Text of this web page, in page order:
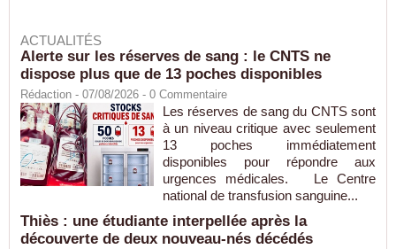
ACTUALITÉS
Alerte sur les réserves de sang : le CNTS ne
dispose plus que de 13 poches disponibles
Rédaction - 07/08/2026 - 0 Commentaire
Les réserves de sang du CNTS sont
à un niveau critique avec seulement
13 poches immédiatement
disponibles pour répondre aux
urgences médicales. Le Centre
national de transfusion sanguine...
Thiès : une étudiante interpellée après la
découverte de deux nouveau-nés décédés